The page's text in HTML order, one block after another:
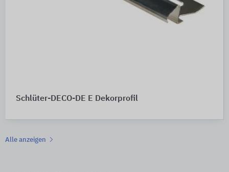
Schlüter-DECO-DE E Dekorprofil
Alle anzeigen